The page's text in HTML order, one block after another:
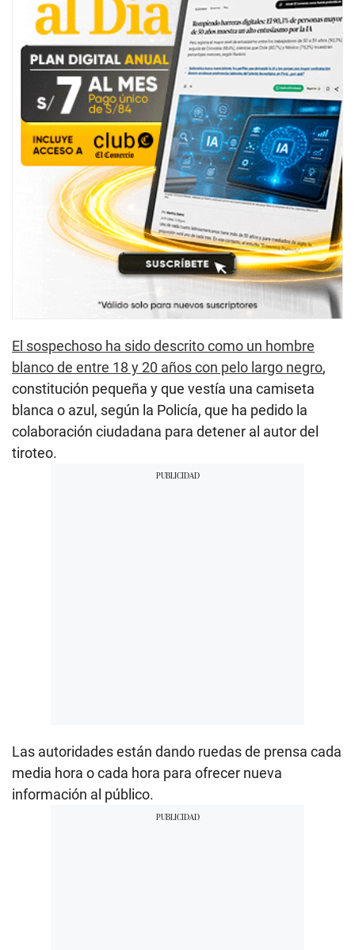
El sospechoso ha sido descrito como un hombre
blanco de entre 18 y 20 años con pelo largo negro,
constitución pequeña y que vestía una camiseta
blanca o azul, según la Policía, que ha pedido la
colaboración ciudadana para detener al autor del
tiroteo.
Las autoridades están dando ruedas de prensa cada
media hora o cada hora para ofrecer nueva
información al público.